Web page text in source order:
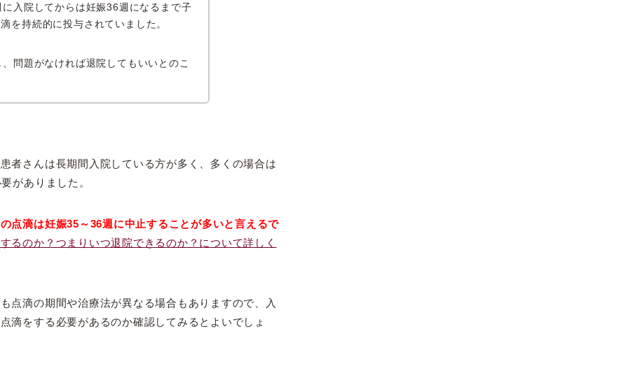
入院してからは妊娠36週になるまで子
を持続的に投与されていました。
問題がなければ退院してもいいとのこ
者さんは長期間入院している方が多く、多くの場合は
がありました。
点滴は妊娠35～36週に中止することが多いと言えるで
るのか？つまりいつ退院できるのか？について詳しく
滴の期間や治療法が異なる場合もありますので、入
滴をする必要があるのか確認してみるとよいでしょ